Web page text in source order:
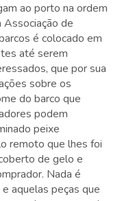
ao porto na ordem
Associação de
é colocado em
até serem
que por sua
sobre os
do barco que
podem
peixe
remoto que lhes foi
de gelo e
Nada é
aquelas peças que